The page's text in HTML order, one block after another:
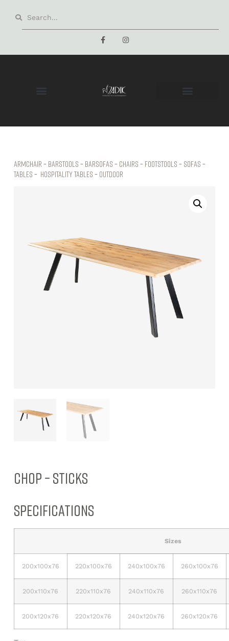
Armchair – Barstools – Barsofas – Chairs – Footstools – Sofas –
Tables – hospitality tables – Outdoor
CHOP – STICKS
SPECIFICATIONS
Sizes
200x100x76 220x100x76 240x100x76 260x100x76
200x110x76 220x110x76 240x110x76 260x110x76
200x120x76 220x120x76 240x120x76 260x120x76